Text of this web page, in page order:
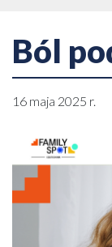
Ból
16 maja 2025 r.